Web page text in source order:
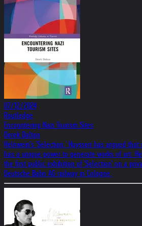
07/12/2024
Routledge
Encountering Nazi Tourism Sites
Derek Dalton
Helnwein's 'Selection.' Huyssen has argued
has a unique power to generate works of art.
the first public exhibition of 'Selection' on a
Deutsche Bahn AG railway in Cologne.